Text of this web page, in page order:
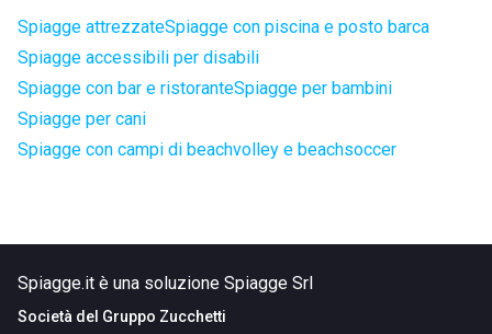
Spiagge attrezzateSpiagge con piscina e posto barca
Spiagge accessibili per disabili
Spiagge con bar e ristoranteSpiagge per bambini
Spiagge per cani
Spiagge con campi di beachvolley e beachsoccer
Spiagge.it è una soluzione Spiagge Srl
Società del Gruppo Zucchetti